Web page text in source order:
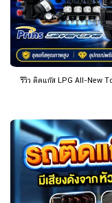
รีวิว ติดแก๊ส LPG All-New